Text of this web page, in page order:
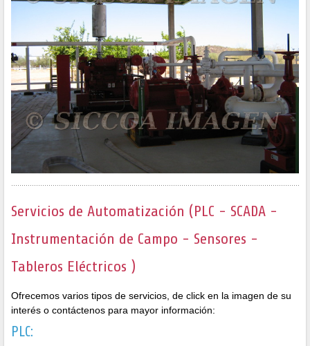
Servicios de Automatización (PLC - SCADA -
Instrumentación de Campo - Sensores -
Tableros Eléctricos )
Ofrecemos varios tipos de servicios, de click en la imagen de su
interés o contáctenos para mayor información:
PLC: